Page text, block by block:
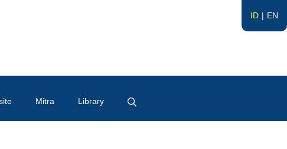
ID EN
Mitra Library